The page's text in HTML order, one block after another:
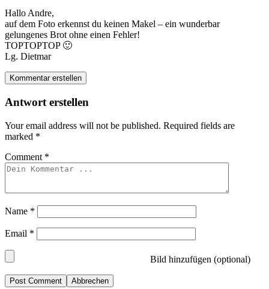
Hallo Andre,
auf dem Foto erkennst du keinen Makel – ein wunderbar
gelungenes Brot ohne einen Fehler!
TOPTOPTOP 🙂
Lg. Dietmar
Kommentar erstellen
Antwort erstellen
Your email address will not be published. Required fields are
marked *
Comment *
Name *
Email *
Bild hinzufügen (optional)
Abbrechen